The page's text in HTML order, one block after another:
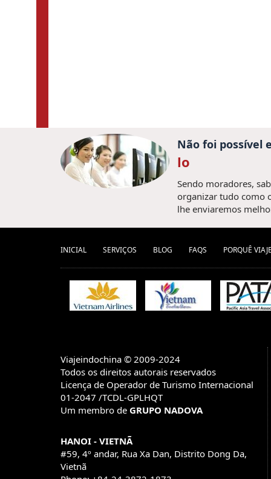
Não foi possível
lo
Sendo moradores,
organizar tudo como
lhe enviaremos
INICIAL SERVIÇOS BLOG FAQS PORQUÊ
Viajeindochina © 2009-2024
Todos os direitos autorais reservados
Licença de Operador de Turismo Internacional
01-2047 /TCDL-GPLHQT
Um membro de GRUPO NADOVA
HANOI - VIETNÃ
#59, 4º andar, Rua Xa Dan, Distrito Dong Da,
Vietnã